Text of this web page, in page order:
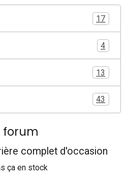
17
4
13
43
forum
complet d'occasion
ça en stock